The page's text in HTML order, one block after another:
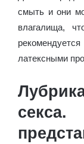
смыть и они
влагалища,
латексными